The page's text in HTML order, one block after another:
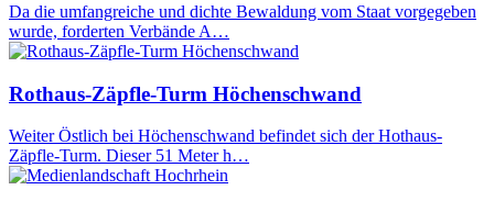
Da die umfangreiche und dichte Bewaldung vom Staat vorgegeben
wurde, forderten Verbände A…
Rothaus-Zäpfle-Turm Höchenschwand
Weiter Östlich bei Höchenschwand befindet sich der Hothaus-
Zäpfle-Turm. Dieser 51 Meter h…